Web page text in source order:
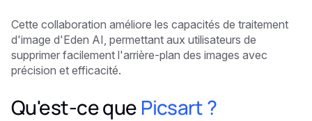
Cette collaboration améliore les capacités de traitement
d'image d'Eden AI, permettant aux utilisateurs de
supprimer facilement l'arrière-plan des images avec
précision et efficacité.
Qu'est-ce que Picsart ?